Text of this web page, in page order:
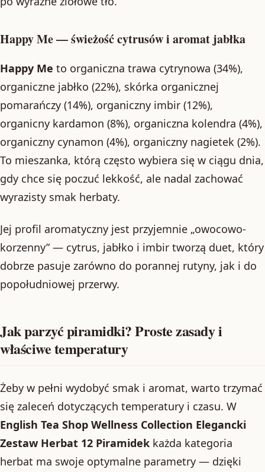
Happy Me — świeżość cytrusów i aromat jabłka
Happy Me to organiczna trawa cytrynowa (34%),
organiczne jabłko (22%), skórka organicznej
pomarańczy (14%), organiczny imbir (12%),
organicny kardamon (8%), organiczna kolendra (4%),
organiczny cynamon (4%), organiczny nagietek (2%).
To mieszanka, którą często wybiera się w ciągu dnia,
gdy chce się poczuć lekkość, ale nadal zachować
wyrazisty smak herbaty.
Jej profil aromatyczny jest przyjemnie „owocowo-
korzenny” — cytrus, jabłko i imbir tworzą duet, który
dobrze pasuje zarówno do porannej rutyny, jak i do
popołudniowej przerwy.
Jak parzyć piramidki? Proste zasady i
właściwe temperatury
Żeby w pełni wydobyć smak i aromat, warto trzymać
się zaleceń dotyczących temperatury i czasu. W
English Tea Shop Wellness Collection Elegancki
Zestaw Herbat 12 Piramidek każda kategoria
herbat ma swoje optymalne parametry — dzięki